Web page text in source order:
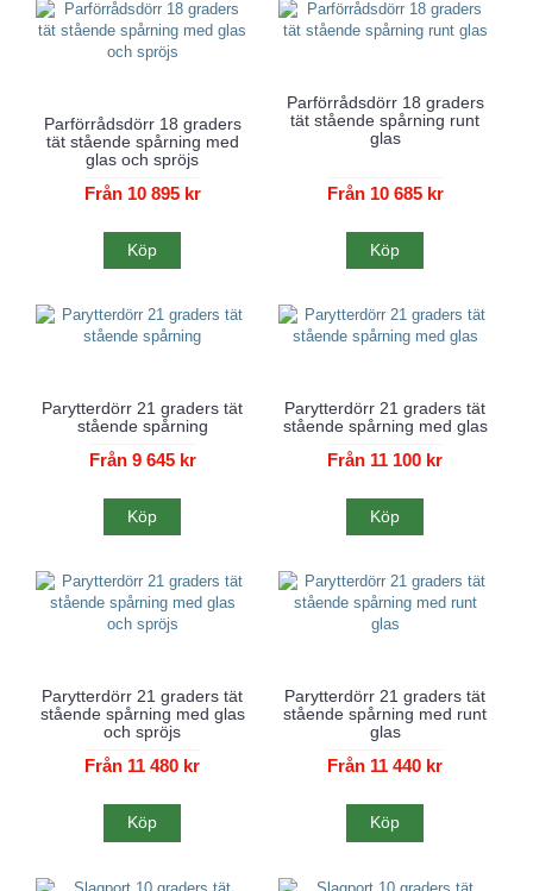
Parförrådsdörr 18 graders
tät stående spårning med
glas och spröjs
Från 10 895 kr
Köp
Parförrådsdörr 18 graders
tät stående spårning runt
glas
Från 10 685 kr
Köp
Parytterdörr 21 graders tät
stående spårning
Från 9 645 kr
Köp
Parytterdörr 21 graders tät
stående spårning med glas
Från 11 100 kr
Köp
Parytterdörr 21 graders tät
stående spårning med glas
och spröjs
Från 11 480 kr
Köp
Parytterdörr 21 graders tät
stående spårning med runt
glas
Från 11 440 kr
Köp